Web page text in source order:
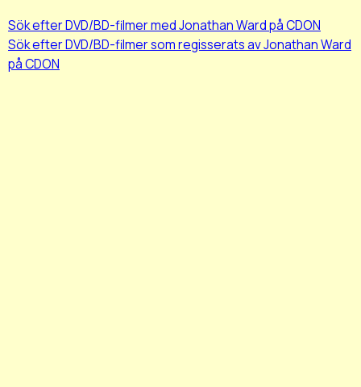
Sök efter DVD/BD-filmer med Jonathan Ward på CDON
Sök efter DVD/BD-filmer som regisserats av Jonathan Ward
på CDON